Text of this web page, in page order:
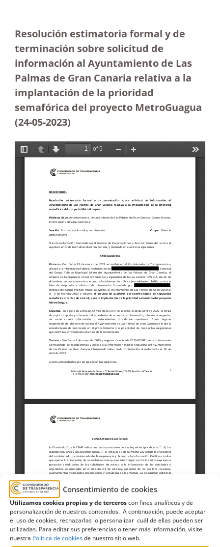
Consentimiento de cookies
Utilizamos cookies propias y de terceroscon fines analíticos y de
personalización de nuestros contenidos. A continuación, puede aceptar
el uso de cookies, rechazarlas o personalizar cuál de ellas pueden ser
utilizadas. Para editar sus preferencias o tener más información, visite
nuestra Política de cookiesde nuestro sitio web.
Resolución estimatoria formal y de
terminación sobre solicitud de
información al Ayuntamiento de Las
Palmas de Gran Canaria relativa a la
implantación de la prioridad
semafórica del proyecto MetroGuagua
(24-05-2023)
Ayuntamiento,Ayuntamiento de Las Palmas de
Gran Canaria,Cargos electos,centro de control